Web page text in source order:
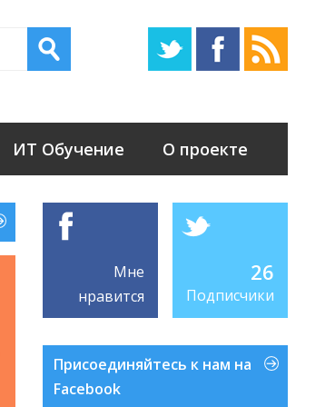
ИТ Обучение О проекте
Мне
нравится
26
Подписчики
Присоединяйтесь к нам на
Facebook